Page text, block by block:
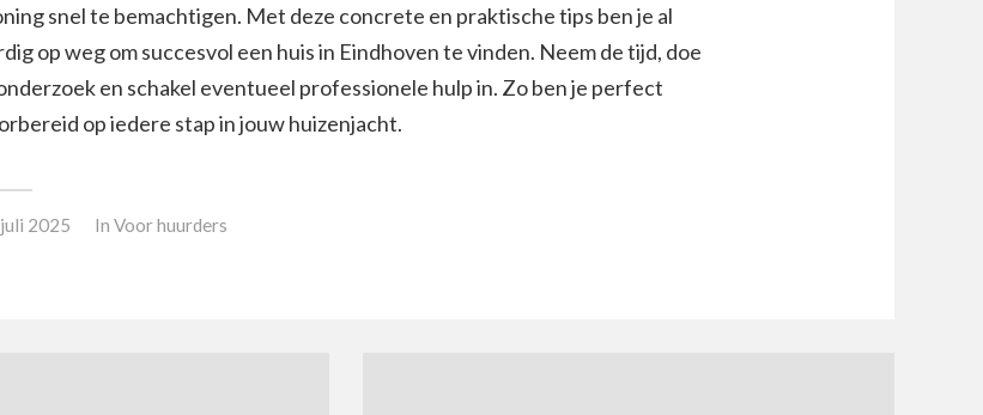
snel te bemachtigen. Met deze concrete en praktische tips ben je al
op weg om succesvol een huis in Eindhoven te vinden. Neem de tijd, doe
en schakel eventueel professionele hulp in. Zo ben je perfect
op iedere stap in jouw huizenjacht.
2025 In Voor huurders